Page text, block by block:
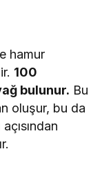
hamur
100
bulunur. Bu
oluşur, bu da